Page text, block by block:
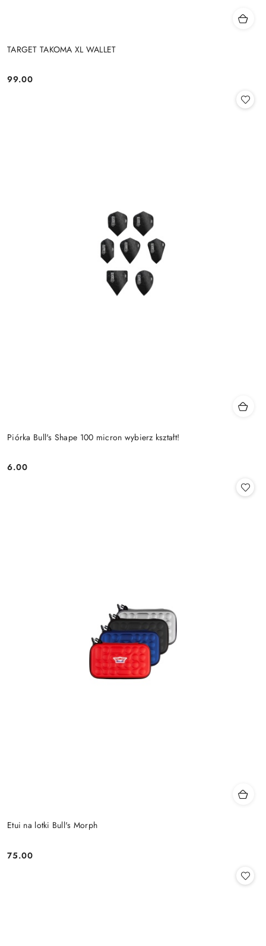
TARGET TAKOMA XL WALLET
Cena:
99.00
Piórka Bull's Shape 100 micron wybierz kształt!
Cena:
6.00
Etui na lotki Bull's Morph
Cena:
75.00